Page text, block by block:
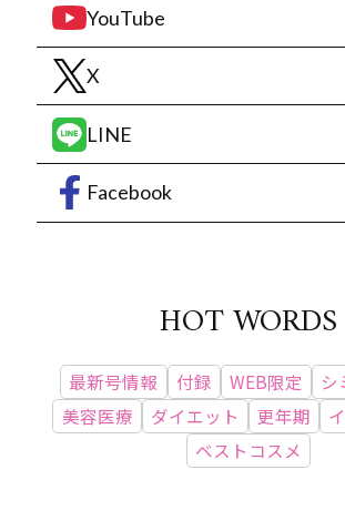
YouTube
X
LINE
Facebook
HOT WORDS
最新号情報 付録 WEB限定 シ
美容医療
ダイエット 更年期
ベストコスメ